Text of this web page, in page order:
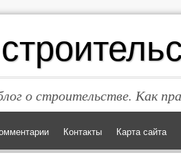
о строительстве. Как
Контакты Карта сайта